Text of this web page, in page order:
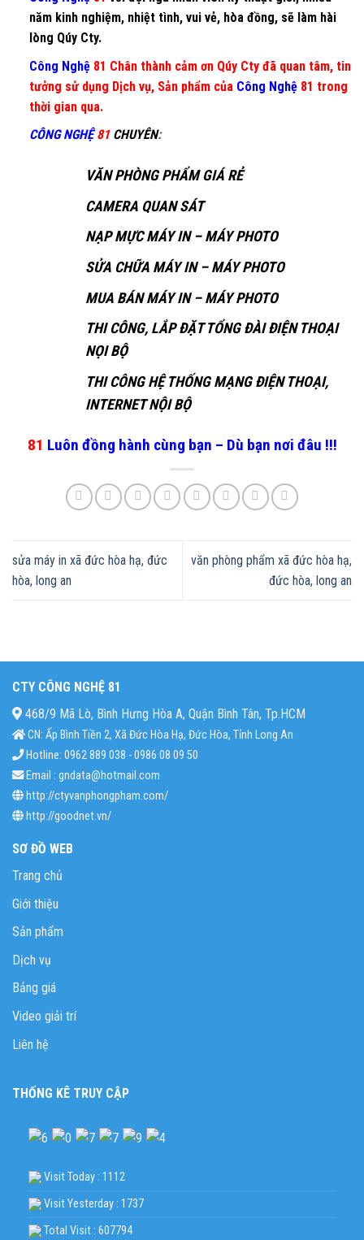
năm kinh nghiệm, nhiệt tình, vui vẻ, hòa đồng, sẽ làm hài
lòng Qúy Cty.
Công Nghệ 81 Chân thành cảm ơn Qúy Cty đã quan tâm, tin
tưởng sử dụng Dịch vụ, Sản phẩm của Công Nghệ 81 trong
thời gian qua.
CÔNG NGHỆ81 CHUYÊN:
VĂN PHÒNG PHẨM GIÁ RẺ
CAMERA QUAN SÁT
NẠP MỰC MÁY IN – MÁY PHOTO
SỬA CHỮA MÁY IN – MÁY PHOTO
MUA BÁN MÁY IN – MÁY PHOTO
THI CÔNG, LẮP ĐẶT TỔNG ĐÀI ĐIỆN THOẠI
NỌI BỘ
THI CÔNG HỆ THỐNG MẠNG ĐIỆN THOẠI,
INTERNET NỘI BỘ
81 Luôn đồng hành cùng bạn – Dù bạn nơi đâu !!!
sửa máy in xã đức hòa hạ, đức
hòa, long an
văn phòng phẩm xã đức hòa hạ,
đức hòa, long an
CTY CÔNG NGHỆ 81
468/9 Mã Lò, Bình Hưng Hòa A, Quận Bình Tân, Tp.HCM
CN: Ấp Bình Tiền 2, Xã Đức Hòa Hạ, Đức Hòa, Tỉnh Long An
Hotline: 0962 889 038 - 0986 08 09 50
Email : gndata@hotmail.com
http://ctyvanphongpham.com/
http://goodnet.vn/
SƠ ĐỒ WEB
Trang chủ
Giới thiệu
Sản phẩm
Dịch vụ
Bảng giá
Video giải trí
Liên hệ
THỐNG KÊ TRUY CẬP
Visit Today : 1112
Visit Yesterday : 1737
Total Visit : 607794